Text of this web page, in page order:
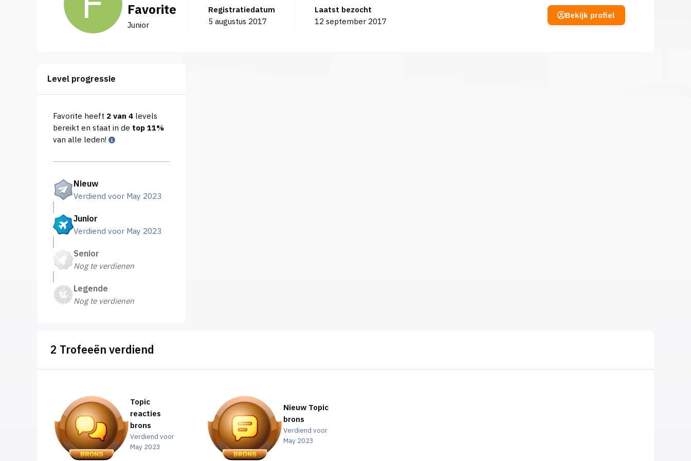
Favorite
Junior
Registratiedatum
5 augustus 2017
Laatst bezocht
12 september 2017
Bekijk profiel
Level progressie
Favorite heeft 2 van 4levels
bereikt en staat in de top 11%
van alle leden!
Nieuw
Verdiend voor May 2023
Junior
Verdiend voor May 2023
Senior
Nog te verdienen
Legende
Nog te verdienen
2 Trofeeën verdiend
Topic
reacties
brons
Verdiend voor
May 2023
Nieuw Topic
brons
Verdiend voor
May 2023